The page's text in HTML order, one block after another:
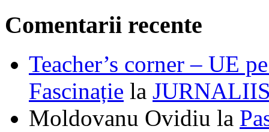
Comentarii recente
Teacher’s corner – UE
Fascinație la
Moldovanu Ovidiu la